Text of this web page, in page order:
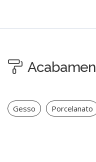
Gesso Porcelanato